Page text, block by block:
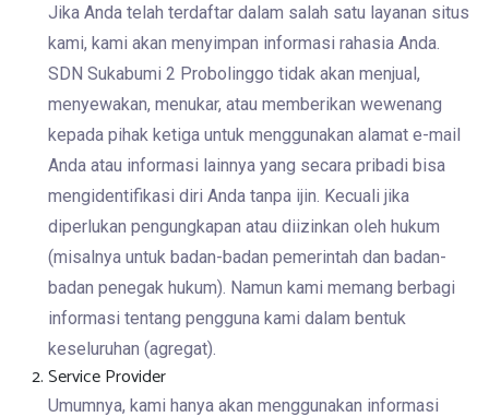
Jika Anda telah terdaftar dalam salah satu layanan situs
kami, kami akan menyimpan informasi rahasia Anda.
SDN Sukabumi 2 Probolinggo tidak akan menjual,
menyewakan, menukar, atau memberikan wewenang
kepada pihak ketiga untuk menggunakan alamat e-mail
Anda atau informasi lainnya yang secara pribadi bisa
mengidentifikasi diri Anda tanpa ijin. Kecuali jika
diperlukan pengungkapan atau diizinkan oleh hukum
(misalnya untuk badan-badan pemerintah dan badan-
badan penegak hukum). Namun kami memang berbagi
informasi tentang pengguna kami dalam bentuk
keseluruhan (agregat).
Service Provider
Umumnya, kami hanya akan menggunakan informasi